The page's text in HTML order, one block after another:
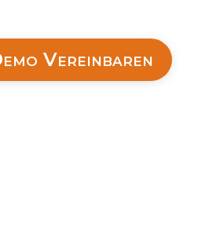
Vereinbaren